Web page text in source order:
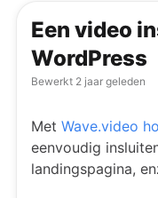
Een video
WordPress
Bewerkt 2 jaar geleden
Met Wave.video
eenvoudig
landingspagina,